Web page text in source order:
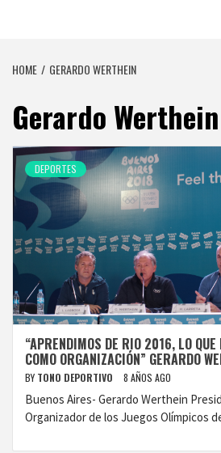
HOME GERARDO WERTHEIN
Gerardo Werthein
DEPORTES
“APRENDIMOS DE RIO 2016, LO QUE
COMO ORGANIZACIÓN” GERARDO
BY TONO DEPORTIVO 8 AÑOS AGO
Buenos Aires- Gerardo Werthein
Organizador de los Juegos Olímpicos